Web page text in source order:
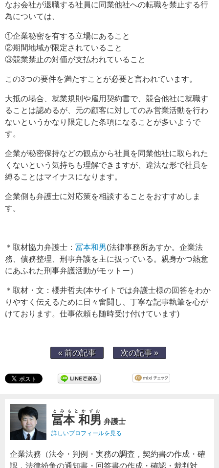
なお会社が退職する社員に同業他社への転職を禁止する行
為については、
①企業秘密を有する立場にあること
②期間地域が限定されていること
③競業禁止の対価が支払われていること
この3つの要件を満たすことが必要と言われています。
大抵の場合、就業規則や雇用契約書で、競合他社に就職す
ることは認めるが、元の顧客に対してのみ営業活動を行わ
ないというかなり限定した条項になることが多いようで
す。
企業が秘密保持などの観点から社員を同業他社に取られた
くないという気持ちも理解できますが、違法な形で社員を
縛ることはマイナスになります。
企業側も弁護士に対応策を相談することをおすすめしま
す。
＊取材協力弁護士： 冨本和男(法律事務所あすか。企業法
務、債務整理、刑事弁護を主に扱っている。親身かつ熱意
にあふれた刑事弁護活動がモットー）
＊取材・文：櫻井哲夫(本サイトでは弁護士様の回答をわか
りやすく伝えるために日々奮闘し、丁寧な記事執筆を心が
けております。仕事依頼も随時受け付けています)
« 前の記事 次の記事 »
冨本 和男
とみもとかずお
弁護士
詳しいプロフィールを見る
企業法務（法令・判例・実務の調査，契約書の作成・確
認，法律紛争の通知書・回答書の作成・確認・裁判対